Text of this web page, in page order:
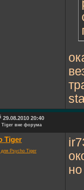
29.08.2010 20:40
Tiger